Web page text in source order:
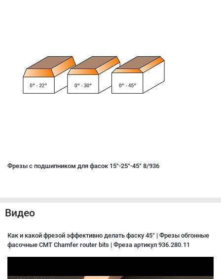
Фрезы с подшипником для фасок 15°-25°-45° 8/936
Видео
Как и какой фрезой эффективно делать фаску 45° | Фрезы обгонные
фасочные CMT Chamfer router bits | Фреза артикул 936.280.11